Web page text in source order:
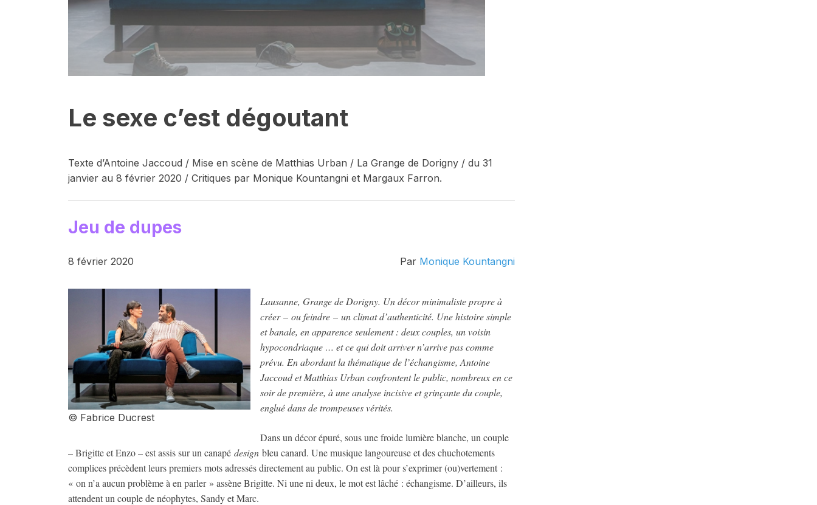
Le sexe c’est dégoutant
Texte d’Antoine Jaccoud / Mise en scène de Matthias Urban / La Grange de Dorigny / du 31
janvier au 8 février 2020 / Critiques par Monique Kountangni et Margaux Farron.
Jeu de dupes
8 février 2020 Par Monique Kountangni
© Fabrice Ducrest
Lausanne, Grange de Dorigny. Un décor minimaliste propre à
créer– ou feindre – un climat d’authenticité. Une histoire simple
et banale, en apparence seulement : deux couples, un voisin
hypocondriaque … et ce qui doit arriver n’arrive pas comme
prévu. En abordant la thématique de l’échangisme, Antoine
Jaccoud et Matthias Urban confrontent le public, nombreux en ce
soir de première, à une analyse incisive et grinçante du couple,
englué dans de trompeuses vérités.
Dans un décor épuré, sous une froide lumière blanche, un couple
– Brigitte et Enzo – est assis sur un canapé design bleu canard. Une musique langoureuse et des chuchotements
complices précèdent leurs premiers mots adressés directement au public. On est là pour s’exprimer (ou)vertement :
« on n’a aucun problème à en parler » assène Brigitte. Ni une ni deux, le mot est lâché : échangisme. D’ailleurs, ils
attendent un couple de néophytes, Sandy et Marc.